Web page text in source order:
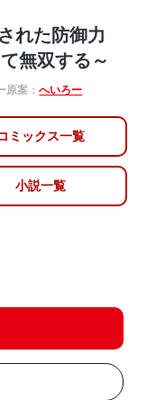
れた防御力
無双する～
原案：へいろー
ミックス一覧
小説一覧